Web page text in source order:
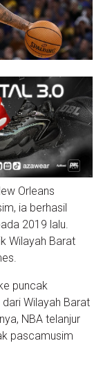
Orleans
ia berhasil
2019 lalu.
Wilayah Barat
puncak
Wilayah Barat
NBA telanjur
pascamusim